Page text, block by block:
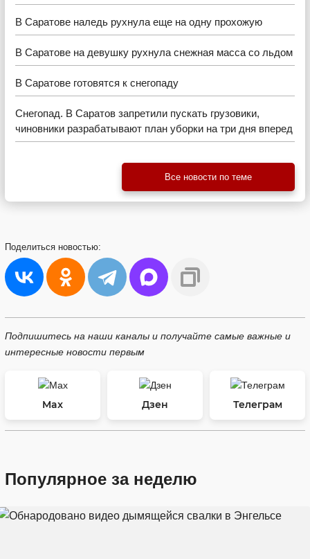
В Саратове наледь рухнула еще на одну прохожую
В Саратове на девушку рухнула снежная масса со льдом
В Саратове готовятся к снегопаду
Снегопад. В Саратов запретили пускать грузовики,
чиновники разрабатывают план уборки на три дня вперед
Все новости по теме
Поделиться новостью:
Подпишитесь на наши каналы и получайте самые важные и
интересные новости первым
Max Дзен Телеграм
Популярное за неделю